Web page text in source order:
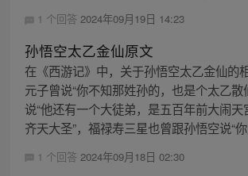
1 个回答 2024年09月19日 14:23
孙悟空太乙金仙原文
在《西游记》中，关于孙悟空太乙金仙的
元子曾说“你不知那姓孙的，也是个太乙散
说“他还有一个大徒弟，是五百年前大闹
齐天大圣”，福禄寿三星也曾跟孙悟空说“
1 个回答 2024年09月18日 02:30